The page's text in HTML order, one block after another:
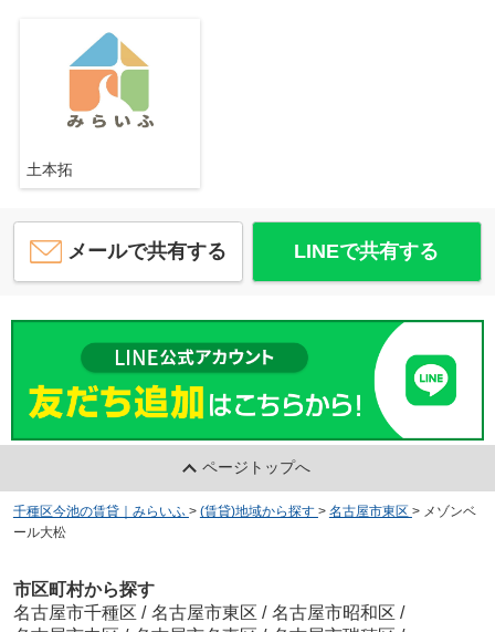
土本拓
メールで共有する LINEで共有する
ページトップへ
千種区今池の賃貸｜みらいふ > (賃貸)地域から探す > 名古屋市東区 > メゾンベ
ール大松
市区町村から探す
名古屋市千種区 / 名古屋市東区 / 名古屋市昭和区 /